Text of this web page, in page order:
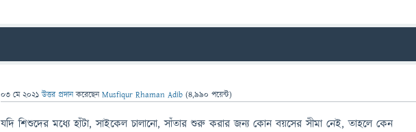
03 মে 2021 উত্তর প্রদান করেছেনMusfiqur Rhaman Adib (4,990 পয়েন্ট)
যদি শিশুদের মধ্যে হাঁটা, সাইকেল চালানো, সাঁতার শুরু করার জন্য কোন বয়সের সীমা নেই, তাহলে কেন